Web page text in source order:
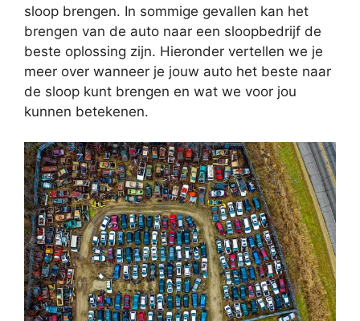
sloop brengen. In sommige gevallen kan het
brengen van de auto naar een sloopbedrijf de
beste oplossing zijn. Hieronder vertellen we je
meer over wanneer je jouw auto het beste naar
de sloop kunt brengen en wat we voor jou
kunnen betekenen.